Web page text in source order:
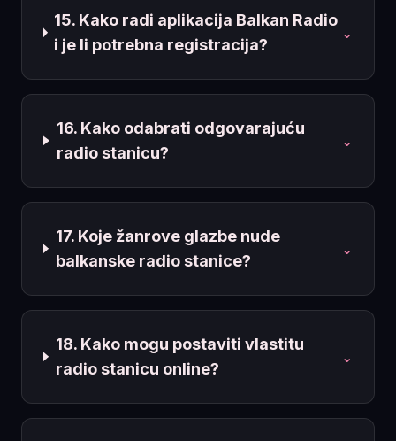
15. Kako radi aplikacija Balkan Radio
i je li potrebna registracija?
⌄
16. Kako odabrati odgovarajuću
radio stanicu?
⌄
17. Koje žanrove glazbe nude
balkanske radio stanice?
⌄
18. Kako mogu postaviti vlastitu
radio stanicu online?
⌄